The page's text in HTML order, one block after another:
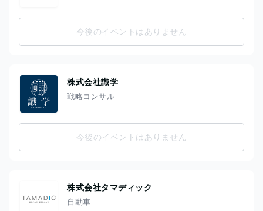
今後のイベントはありません
株式会社識学
戦略コンサル
今後のイベントはありません
株式会社タマディック
自動車